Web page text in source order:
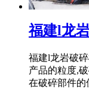
福建l龙
福建l龙岩破
产品的粒度,
在破碎部件的